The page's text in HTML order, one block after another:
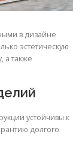
в дизайне
эстетическую
а также
устойчивы к
долгого